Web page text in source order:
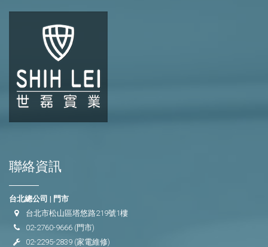
聯絡資訊
台北總公司 | 門市
台北市松山區塔悠路219號1樓
02-2760-9666 (門市)
02-2295-2839 (家電維修)